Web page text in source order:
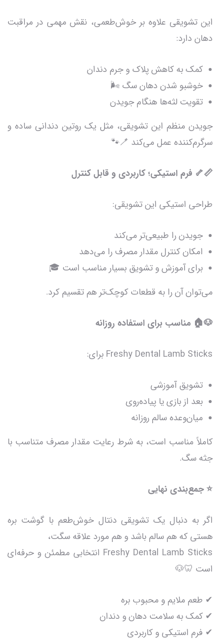
این تشویقی علاوه بر خوش‌طعمی، نقش مهمی در مراقبت
دهان دارد:
کمک به کاهش پلاک و جرم دندان
خوشبو شدن دهان سگ 🌬️
تقویت لثه‌ها هنگام جویدن
جویدن منظم این تشویقی، مثل یک روتین دندانی ساده و
سرگرم‌کننده عمل می‌کند 🪥🐾
📏🦴 فرم استیکی؛ کاربردی و قابل کنترل
طراحی استیکی این تشویقی:
جویدن را طبیعی‌تر می‌کند
امکان کنترل مقدار مصرف را می‌دهد
برای آموزش و تشویق بسیار مناسب است 🎓
می‌توان آن را به قطعات کوچک‌تر هم تقسیم کرد.
🐶🏠 مناسب برای استفاده روزانه
Freshy Dental Lamb Sticks برای:
تشویق آموزشی
بعد از بازی یا پیاده‌روی
میان‌وعده سالم روزانه
کاملاً مناسب است، به شرط رعایت مقدار مصرف متناسب با
جثه سگ.
⭐ جمع‌بندی نهایی
اگر به دنبال یک تشویقی دنتال خوش‌طعم با گوشت بره
هستی که هم سالم باشد و هم مورد علاقه سگت،
Freshy Dental Lamb Sticks انتخابی مطمئن و حرفه‌ای
است 🦷🐶
✔ طعم ملایم و محبوب بره
✔ کمک به سلامت دهان و دندان
✔ فرم استیکی و کاربردی